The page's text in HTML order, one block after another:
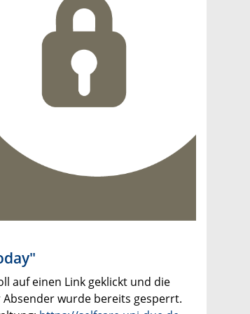
auf einen Link geklickt und die
Absender wurde bereits gesperrt.